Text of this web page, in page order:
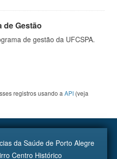
de Gestão
de gestão da UFCSPA.
registros usando a API (veja
da Saúde de Porto Alegre
Centro Histórico